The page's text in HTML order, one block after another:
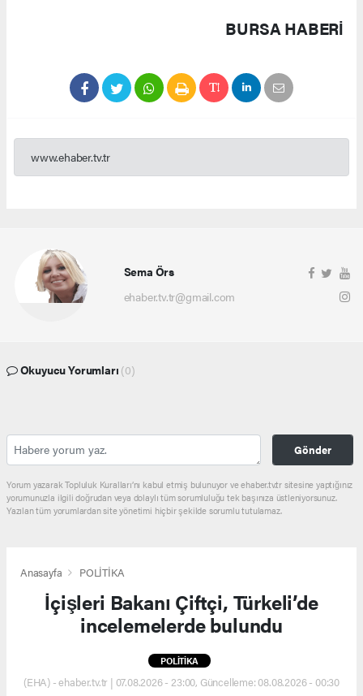
BURSA HABERİ
www.ehaber.tv.tr
Sema Örs
ehaber.tv.tr@gmail.com
Okuyucu Yorumları (0)
Gönder
Yorum yazarak Topluluk Kuralları’nı kabul etmiş bulunuyor ve ehaber.tv.tr sitesine yaptığınız
yorumunuzla ilgili doğrudan veya dolaylı tüm sorumluluğu tek başınıza üstleniyorsunuz.
Yazılan tüm yorumlardan site yönetimi hiçbir şekilde sorumlu tutulamaz.
Anasayfa POLİTİKA
İçişleri Bakanı Çiftçi, Türkeli’de
incelemelerde bulundu
POLİTİKA
(EHA) - ehaber.tv.tr | 07.08.2026 - 23:00, Güncelleme: 08.08.2026 - 00:30